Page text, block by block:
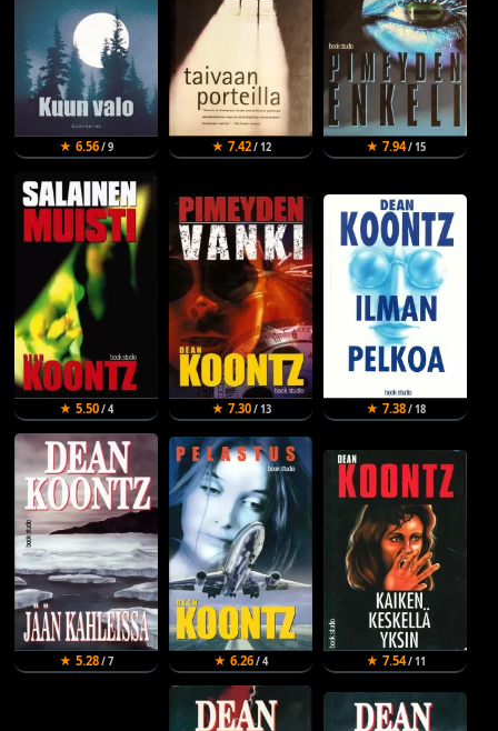
★ 6.56/ 9 ★ 7.42/ 12 ★ 7.94/ 15
★ 5.50/ 4 ★ 7.30/ 13 ★ 7.38/ 18
★ 5.28/ 7 ★ 6.26/ 4 ★ 7.54/ 11